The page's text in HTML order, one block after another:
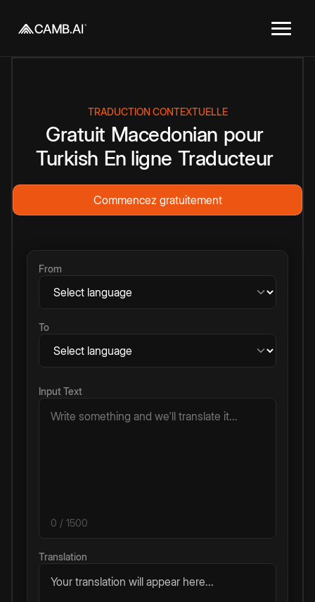
TRADUCTION CONTEXTUELLE
Gratuit Macedonian pour
Turkish En ligne Traducteur
Commencez gratuitement
From
To
Input Text
0 / 1500
Translation
Your translation will appear here...